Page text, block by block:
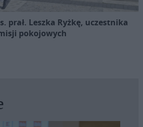
prał. Leszka Ryżkę, uczestnika
pokojowych